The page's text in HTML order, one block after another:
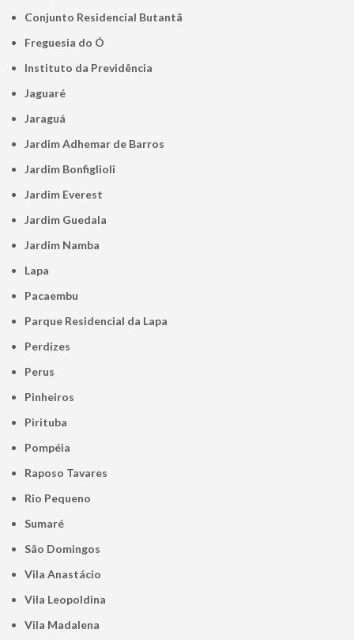
Conjunto Residencial Butantã
Freguesia do Ó
Instituto da Previdência
Jaguaré
Jaraguá
Jardim Adhemar de Barros
Jardim Bonfiglioli
Jardim Everest
Jardim Guedala
Jardim Namba
Lapa
Pacaembu
Parque Residencial da Lapa
Perdizes
Perus
Pinheiros
Pirituba
Pompéia
Raposo Tavares
Rio Pequeno
Sumaré
São Domingos
Vila Anastácio
Vila Leopoldina
Vila Madalena